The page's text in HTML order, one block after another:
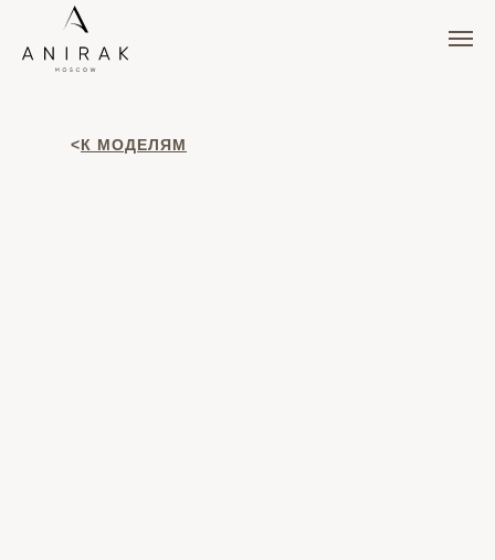
<К МОДЕЛЯМ